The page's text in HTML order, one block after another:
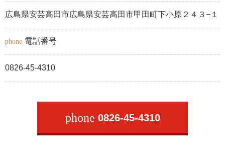
広島県安芸高田市広島県安芸高田市甲田町下小原２４３−１
phone 電話番号
0826-45-4310
phone 0826-45-4310